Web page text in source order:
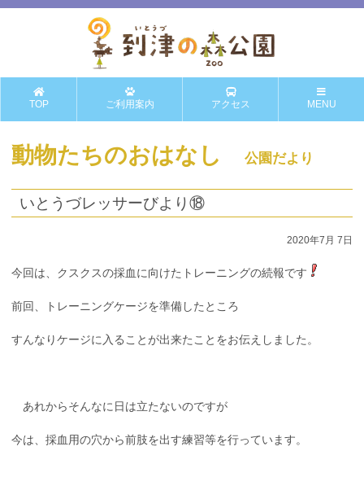
TOP ご利用案内 アクセス MENU
動物たちのおはなし 公園だより
いとうづレッサーびより⑱
2020年7月 7日
今回は、クスクスの採血に向けたトレーニングの続報です
前回、トレーニングケージを準備したところ
すんなりケージに入ることが出来たことをお伝えしました。
あれからそんなに日は立たないのですが
今は、採血用の穴から前肢を出す練習等を行っています。